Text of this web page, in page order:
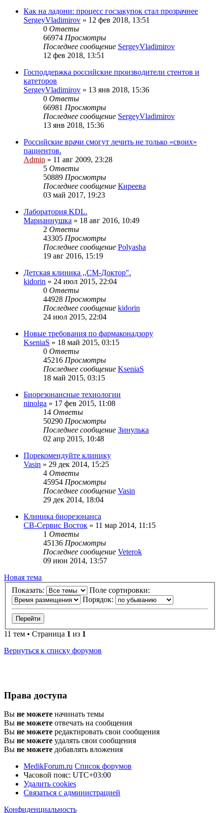
Как на ладони: процесс госзакупок стал прозрачнее
SergeyVladimirov » 12 фев 2018, 13:51
0 Ответы
66974 Просмотры
Последнее сообщение SergeyVladimirov
12 фев 2018, 13:51
Господдержка российские производители стентов и
катеторов
SergeyVladimirov » 13 янв 2018, 15:36
0 Ответы
66981 Просмотры
Последнее сообщение SergeyVladimirov
13 янв 2018, 15:36
Российские врачи смогут лечить не только «своих»
пациентов.
Admin » 11 авг 2009, 23:28
5 Ответы
50889 Просмотры
Последнее сообщение Киреева
03 май 2017, 19:23
Лаборатория KDL.
Марианнушка » 18 авг 2016, 10:49
2 Ответы
43305 Просмотры
Последнее сообщение Polyasha
19 авг 2016, 15:19
Детская клиника ,,СМ-Доктор".
kidorin » 24 июл 2015, 22:04
0 Ответы
44928 Просмотры
Последнее сообщение kidorin
24 июл 2015, 22:04
Новые требования по фармаконадзору
KseniaS » 18 май 2015, 03:15
0 Ответы
45216 Просмотры
Последнее сообщение KseniaS
18 май 2015, 03:15
Биорезонансные технологии
ninolga » 17 фев 2015, 11:08
14 Ответы
50290 Просмотры
Последнее сообщение Зинулька
02 апр 2015, 10:48
Порекомендуйте клинику
Vasin » 29 дек 2014, 15:25
4 Ответы
45954 Просмотры
Последнее сообщение Vasin
29 дек 2014, 18:04
Клиника биорезонанса
СВ-Сервис Восток » 11 мар 2014, 11:15
1 Ответы
45136 Просмотры
Последнее сообщение Veterok
09 июн 2014, 13:57
Новая тема
Показать:
Поле сортировки:
Порядок:
11 тем • Страница 1 из 1
Вернуться к списку форумов
Права доступа
Вы не можете начинать темы
Вы не можете отвечать на сообщения
Вы не можете редактировать свои сообщения
Вы не можете удалять свои сообщения
Вы не можете добавлять вложения
MedikForum.ru Список форумов
Часовой пояс: UTC+03:00
Удалить cookies
Связаться с администрацией
Конфиденциальность